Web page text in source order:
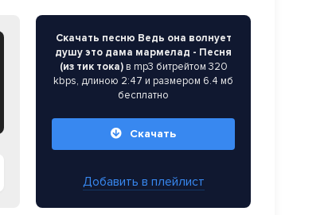
Скачать песню Ведь она волнует
душу это дама мармелад - Песня
(из тик тока)в mp3 битрейтом 320
kbps, длиною 2:47 и размером 6.4 мб
бесплатно
Скачать
Добавить в плейлист